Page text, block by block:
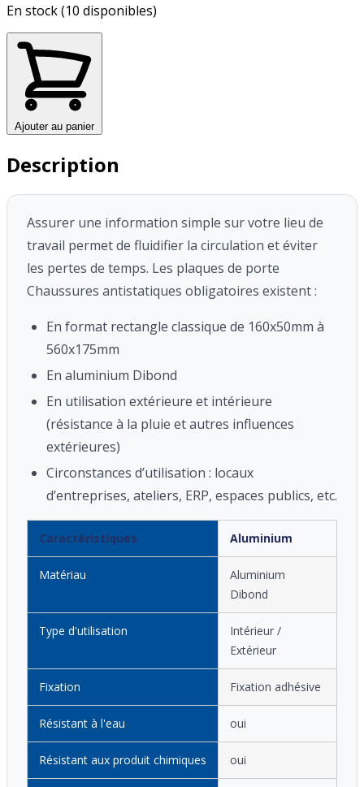
En stock (10 disponibles)
Ajouter au panier
Description
Assurer une information simple sur votre lieu de
travail permet de fluidifier la circulation et éviter
les pertes de temps. Les plaques de porte
Chaussures antistatiques obligatoires existent :
En format rectangle classique de 160x50mm à
560x175mm
En aluminium Dibond
En utilisation extérieure et intérieure
(résistance à la pluie et autres influences
extérieures)
Circonstances d’utilisation : locaux
d’entreprises, ateliers, ERP, espaces publics, etc.
Caractéristiques Aluminium
Matériau
Aluminium
Dibond
Type d'utilisation
Intérieur /
Extérieur
Fixation Fixation adhésive
Résistant à l'eau oui
Résistant aux produit chimiques oui